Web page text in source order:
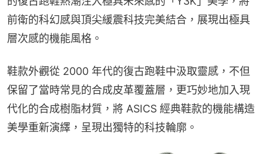
前衛的科幻感與頂尖緩震科技完美結合，展現出極具
層次感的機能風格。
鞋款外觀從 2000 年代的復古跑鞋中汲取靈感，不但
保留了當時常見的合成皮革覆蓋層，更巧妙地加入現
代化的合成樹脂材質，將 ASICS 經典鞋款的機能構造
美學重新演繹，呈現出獨特的科技輪廓。